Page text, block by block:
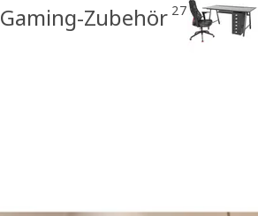
Gaming-Zubehör 27